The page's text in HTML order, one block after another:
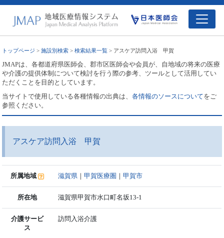
トップページ >施設別検索 >検索結果一覧 > アスケア訪問入浴 甲賀
JMAPは、各都道府県医師会、郡市区医師会や会員が、自地域の将来の医療
や介護の提供体制について検討を行う際の参考、ツールとして活用してい
ただくことを目的としています。
当サイトで使用している各種情報の出典は、各情報のソースについてをご
参照ください。
アスケア訪問入浴 甲賀
所属地域 滋賀県 ｜甲賀医療圏 ｜甲賀市
所在地 滋賀県甲賀市水口町名坂13-1
介護サービ
ス
訪問入浴介護